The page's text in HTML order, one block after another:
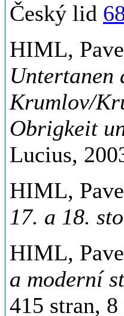
Český lid
HIML,
Untertanen
Krumlov/
Obrigkeit
Lucius,
HIML,
17. a 18.
HIML,
a moderní
415 stran,